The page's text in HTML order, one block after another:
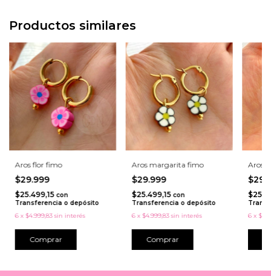
Productos similares
Aros flor fimo
$29.999
$25.499,15 con
Transferencia o depósito
6 x $4.999,83 sin interés
Aros margarita fimo
$29.999
$25.499,15 con
Transferencia o depósito
6 x $4.999,83 sin interés
Aros
6 x